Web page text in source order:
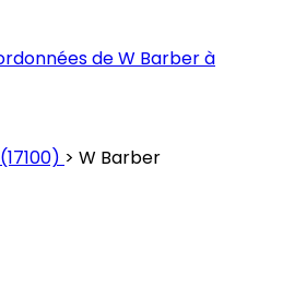
de W Barber à
> W Barber